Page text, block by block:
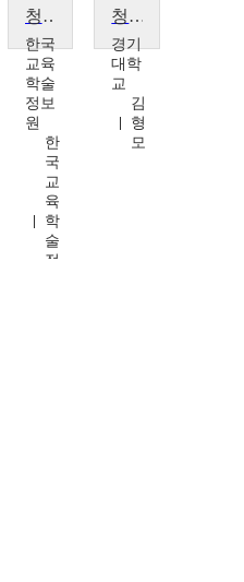
청소년의 행복한 삶을 위한 진로디자인
한국
교육
학술
정보
원
한
국
교
육
학
술
정
청소년복지론
경기
대학
교
김
형
모